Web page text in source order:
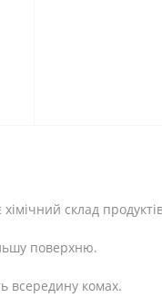
склад
поверхню.
всередину комах.